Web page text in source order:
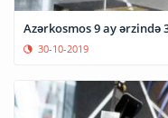
Azərkosmos 9 ay
30-10-2019